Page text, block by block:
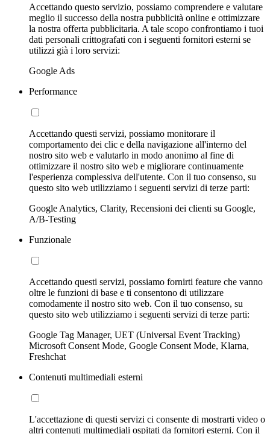
Accettando questo servizio, possiamo comprendere e valutare
meglio il successo della nostra pubblicità online e ottimizzare
la nostra offerta pubblicitaria. A tale scopo confrontiamo i tuoi
dati personali crittografati con i seguenti fornitori esterni se
utilizzi già i loro servizi:
Google Ads
Performance
Accettando questi servizi, possiamo monitorare il
comportamento dei clic e della navigazione all'interno del
nostro sito web e valutarlo in modo anonimo al fine di
ottimizzare il nostro sito web e migliorare continuamente
l'esperienza complessiva dell'utente. Con il tuo consenso, su
questo sito web utilizziamo i seguenti servizi di terze parti:
Google Analytics, Clarity, Recensioni dei clienti su Google,
A/B-Testing
Funzionale
Accettando questi servizi, possiamo fornirti feature che vanno
oltre le funzioni di base e ti consentono di utilizzare
comodamente il nostro sito web. Con il tuo consenso, su
questo sito web utilizziamo i seguenti servizi di terze parti:
Google Tag Manager, UET (Universal Event Tracking)
Microsoft Consent Mode, Google Consent Mode, Klarna,
Freshchat
Contenuti multimediali esterni
L'accettazione di questi servizi ci consente di mostrarti video o
altri contenuti multimediali ospitati da fornitori esterni. Con il